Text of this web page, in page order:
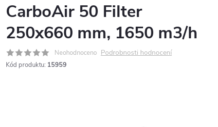
CarboAir 50 Filter
250x660 mm, 1650 m3/h
Neohodnoceno Podrobnosti hodnocení
Kód produktu: 15959